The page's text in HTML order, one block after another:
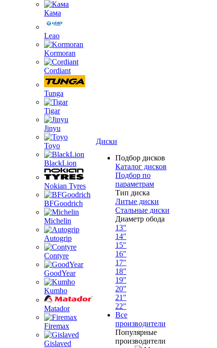
Кама
Leao
Kormoran
Cordiant
Tunga
Tigar
Jinyu
Toyo
BlackLion
Nokian Tyres
BFGoodrich
Michelin
Autogrip
Contyre
GoodYear
Kumho
Matador
Firemax
Gislaved
Диски
Подбор дисков
Каталог дисков
Подбор по
параметрам
Тип диска
Литые диски
Стальные диски
Диаметр обода
13"
14"
15"
16"
17"
18"
19"
20"
21"
22"
Все
производители
Популярные
производители